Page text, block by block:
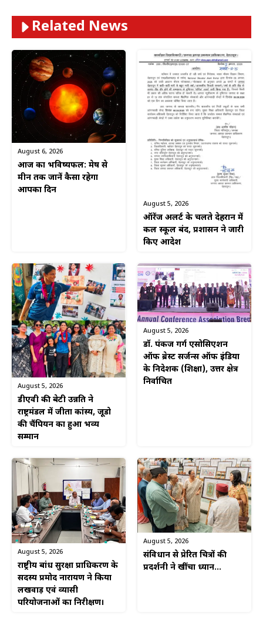
Related News
August 6, 2026
आज का भविष्यफल: मेष से
मीन तक जानें कैसा रहेगा
आपका दिन
August 5, 2026
ऑरेंज अलर्ट के चलते देहरादून में
कल स्कूल बंद, प्रशासन ने जारी
किए आदेश
August 5, 2026
डीएवी की बेटी उन्नति ने
राष्ट्रमंडल में जीता कांस्य, जूडो
की चैंपियन का हुआ भव्य
सम्मान
August 5, 2026
डॉ. पंकज गर्ग एसोसिएशन
ऑफ ब्रेस्ट सर्जन्स ऑफ इंडिया
के निदेशक (शिक्षा), उत्तर क्षेत्र
निर्वाचित
August 5, 2026
राष्ट्रीय बांध सुरक्षा प्राधिकरण के
सदस्य प्रमोद नारायण ने किया
लखवाड़ एवं व्यासी
परियोजनाओं का निरीक्षण।
August 5, 2026
संविधान से प्रेरित चित्रों की
प्रदर्शनी ने खींचा ध्यान…